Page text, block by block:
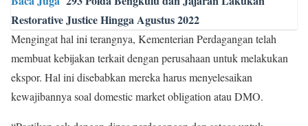
Restorative Justice Hingga Agustus 2022
Mengingat hal ini terangnya, Kementerian Perdagangan telah
membuat kebijakan terkait dengan perusahaan untuk melakukan
ekspor. Hal ini disebabkan mereka harus menyelesaikan
kewajibannya soal domestic market obligation atau DMO.